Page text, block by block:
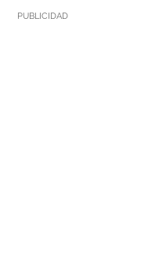
PUBLICIDAD